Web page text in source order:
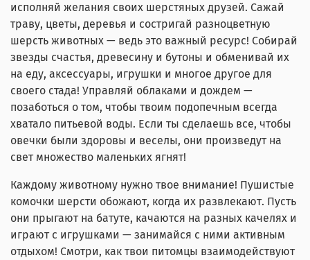
исполняй желания своих шерстяных друзей. Сажай
траву, цветы, деревья и состригай разноцветную
шерсть животных — ведь это важный ресурс! Собирай
звезды счастья, древесину и бутоны и обменивай их
на еду, аксессуары, игрушки и многое другое для
своего стада! Управляй облаками и дождем —
позаботься о том, чтобы твоим подопечным всегда
хватало питьевой воды. Если ты сделаешь все, чтобы
овечки были здоровы и веселы, они произведут на
свет множество маленьких ягнят!
Каждому животному нужно твое внимание! Пушистые
комочки шерсти обожают, когда их развлекают. Пусть
они прыгают на батуте, качаются на разных качелях и
играют с игрушками — занимайся с ними активным
отдыхом! Смотри, как твои питомцы взаимодействуют